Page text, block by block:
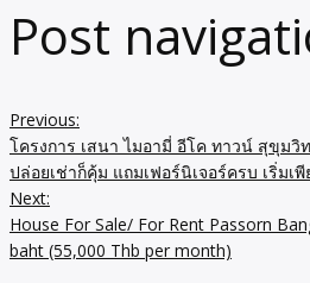
Post
Previous:
โครงการ เสนา ไมอามี่ อีโค ทาวน์ สุขุมวิ
ปล่อยเช่าก็คุ้ม แถมเฟอร์นิเจอร์ครบ เริ่มเ
Next:
House For Sale/ For Rent Passorn
baht (55,000 Thb per month)